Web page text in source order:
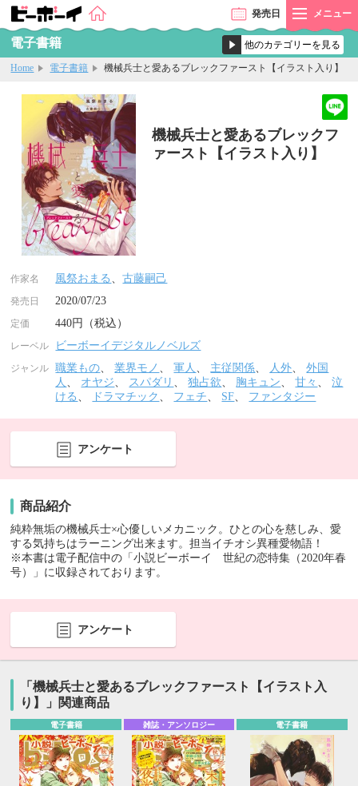
発売日 メニュー
電子書籍
Home 電子書籍 機械兵士と愛あるブレックファースト【イラスト入り】
機械兵士と愛あるブレックフ
ァースト【イラスト入り】
作家名 風祭おまる 、古藤嗣己
発売日 2020/07/23
定価 440円（税込）
レーベル ビーボーイデジタルノベルズ
ジャンル 職業もの、業界モノ 、軍人 、 主従関係、 人外、外国
人 、 オヤジ、 スパダリ 、独占欲、 胸キュン、甘々 、泣
ける 、 ドラマチック 、 フェチ、 SF、 ファンタジー
アンケート
商品紹介
純粋無垢の機械兵士×心優しいメカニック。ひとの心を慈しみ、愛
する気持ちはラーニング出来ます。担当イチオシ異種愛物語！
※本書は電子配信中の「小説ビーボーイ 世紀の恋特集（2020年春
号）」に収録されております。
アンケート
「機械兵士と愛あるブレックファースト【イラスト入
り】」関連商品
電子書籍 雑誌・アンソロジー 電子書籍